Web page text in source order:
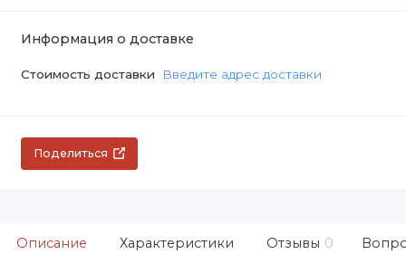
Информация о доставке
Стоимость доставки Введите адрес доставки
Поделиться
Описание Характеристики Отзывы 0